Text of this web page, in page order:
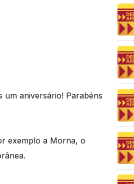
um aniversário! Parabéns
exemplo a Morna, o